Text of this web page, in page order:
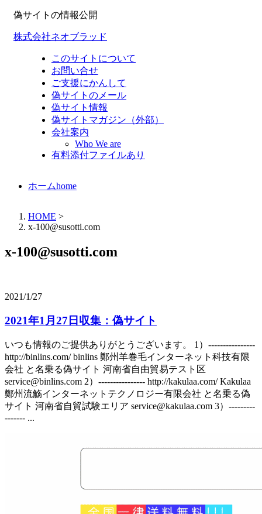
偽サイトの情報公開
株式会社ネオブラッド
このサイトについて
お問い合せ
ご支援にかんして
偽サイトのメール
偽サイト情報
偽サイトマガジン（外部）
会社案内
Who We are
有料添付ファイルあり
ホームhome
HOME >
x-100@susotti.com
x-100@susotti.com
2021/1/27
2021年1月27日収集：偽サイト
いつも情報のご提供ありがとうございます。 1）----------------
http://binlins.com/ binlins 鄭州羊巻毛インターネット科技有限
会社 と名乗る偽サイト 河南省自由貿易テスト区
service@binlins.com 2）---------------- http://kakulaa.com/ Kakulaa
鄭州流觞インターネットテクノロジー有限会社 と名乗る偽
サイト 河南省自貿試験エリア service@kakulaa.com 3）---------
------- ...